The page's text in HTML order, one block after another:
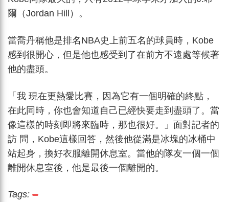
爾（Jordan Hill）。
當喬丹稱他是排名NBA史上前五名的球員時，Kobe
感到很開心，但是他也感受到了在前方不遠處等候著
他的盡頭。
「我 現在更熱愛比賽，因為它有一個明確的終點，
在此同時，你也會知道自己已經快要走到盡頭了。當
像這樣的時刻即將來臨時，那也很好。」面對記者的
訪 問，Kobe這樣回答，然後他從滿是冰塊的冰桶中
站起身，換好衣服離開休息室。當他的隊友一個一個
離開休息室後，他是最後一個離開的。
Tags: